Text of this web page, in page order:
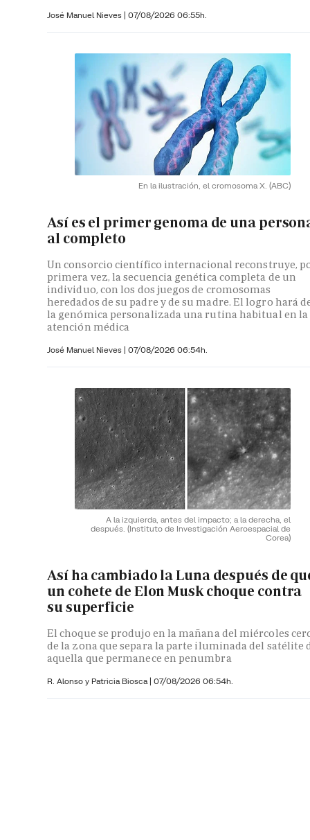
José Manuel Nieves | 07/08/2026 06:55h.
En la ilustración, el cromosoma X. (ABC)
Así es el primer genoma de una
al completo
Un consorcio científico internacional reconstruye,
primera vez, la secuencia genética completa de un
individuo, con los dos juegos de cromosomas
heredados de su padre y de su madre. El logro hará
la genómica personalizada una rutina habitual en la
atención médica
José Manuel Nieves | 07/08/2026 06:54h.
A la izquierda, antes del impacto; a la derecha, el
después. (Instituto de Investigación Aeroespacial de
Corea)
Así ha cambiado la Luna después de
un cohete de Elon Musk choque contra
su superficie
El choque se produjo en la mañana del miércoles
de la zona que separa la parte iluminada del satélite
aquella que permanece en penumbra
R. Alonso y Patricia Biosca | 07/08/2026 06:54h.